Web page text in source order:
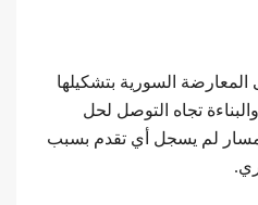
المعارضة السورية بتشكيلها
تجاه التوصل لحل
لم يسجل أي تقدم بسبب